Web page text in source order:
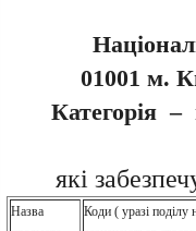
01001 м.
Категорія –
які
Назва
Коди ( уразі поділу